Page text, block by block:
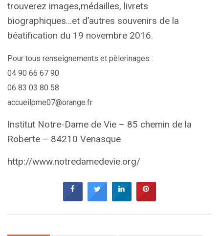
trouverez images,médailles, livrets
biographiques…et d’autres souvenirs de la
béatification du 19 novembre 2016.
Pour tous renseignements et pèlerinages :
04 90 66 67 90
06 83 03 80 58
accueilpme07@orange.fr
Institut Notre-Dame de Vie – 85 chemin de la
Roberte – 84210 Venasque
http://www.notredamedevie.org/